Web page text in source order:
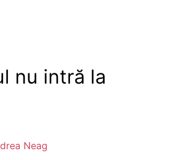
nu intră la
Neag